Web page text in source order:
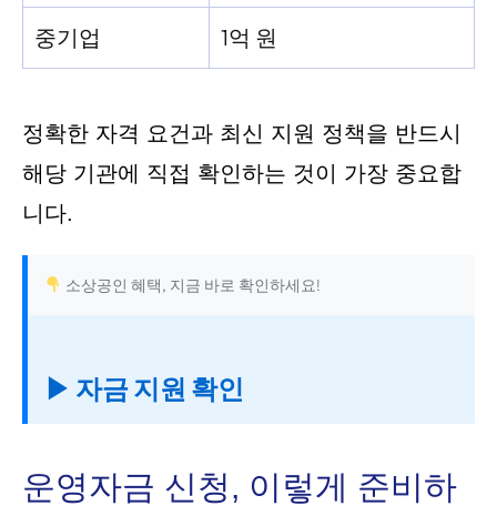
중기업 1억 원
정확한 자격 요건과 최신 지원 정책을 반드시
해당 기관에 직접 확인하는 것이 가장 중요합
니다.
소상공인 혜택, 지금 바로 확인하세요!
▶ 자금 지원 확인
운영자금 신청, 이렇게 준비하